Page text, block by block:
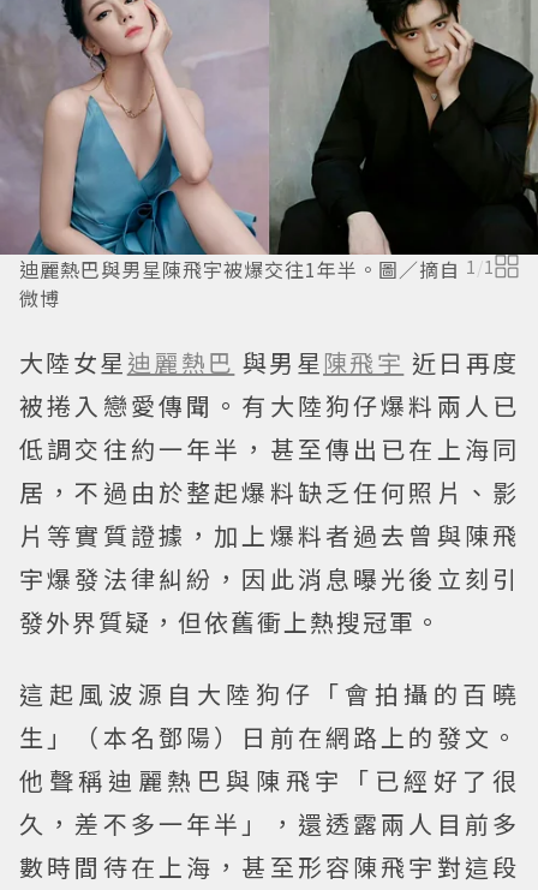
迪麗熱巴與男星陳飛宇被爆交往1年半。圖／摘自
微博
1 /1
大陸女星 迪麗熱巴 與男星 陳飛宇 近日再度
被捲入戀愛傳聞。有大陸狗仔爆料兩人已
低調交往約一年半，甚至傳出已在上海同
居，不過由於整起爆料缺乏任何照片、影
片等實質證據，加上爆料者過去曾與陳飛
宇爆發法律糾紛，因此消息曝光後立刻引
發外界質疑，但依舊衝上熱搜冠軍。
這起風波源自大陸狗仔「會拍攝的百曉
生」（本名鄧陽）日前在網路上的發文。
他聲稱迪麗熱巴與陳飛宇「已經好了很
久，差不多一年半」，還透露兩人目前多
數時間待在上海，甚至形容陳飛宇對這段